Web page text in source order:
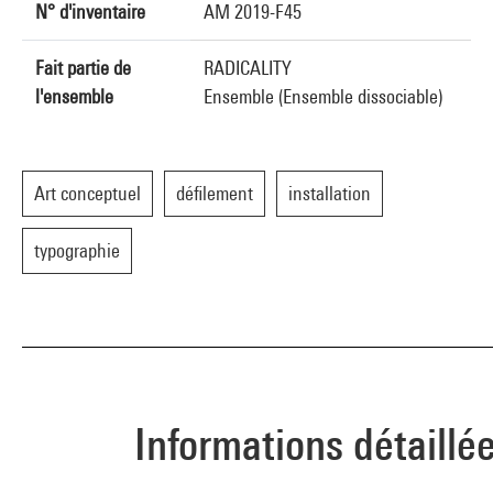
N° d'inventaire AM 2019-F45
Fait partie de
l'ensemble
RADICALITY
Ensemble (Ensemble dissociable)
Art conceptuel défilement installation
typographie
Informations